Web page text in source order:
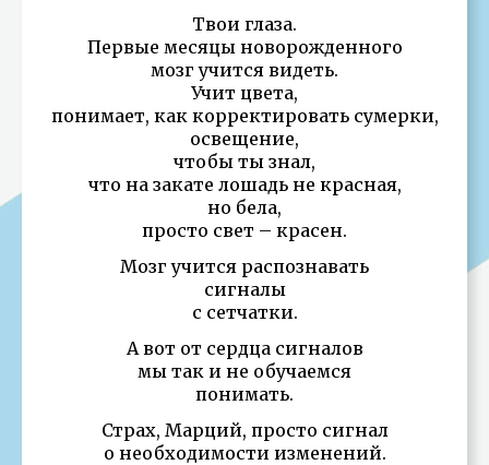
Твои глаза.
Первые месяцы новорожденного
мозг учится видеть.
Учит цвета,
понимает, как корректировать сумерки,
освещение,
чтобы ты знал,
что на закате лошадь не красная,
но бела,
просто свет – красен.
Мозг учится распознавать
сигналы
с сетчатки.
А вот от сердца сигналов
мы так и не обучаемся
понимать.
Страх, Марций, просто сигнал
о необходимости изменений.